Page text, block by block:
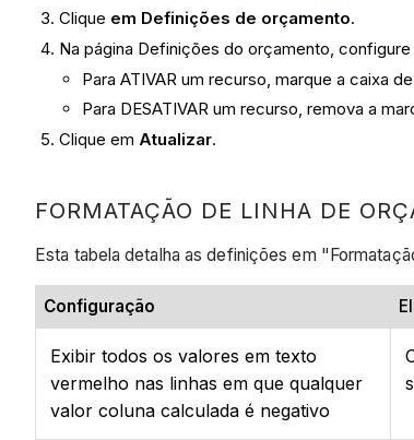
Clique em Definições de orçamento.
Na página Definições do orçamento,
Para ATIVAR um recurso, marque a caixa
Para DESATIVAR um recurso, remova a
Clique em Atualizar.
FORMATAÇÃO DE LINHA DE
Esta tabela detalha as definições em
Configuração
Exibir todos os valores em texto
vermelho nas linhas em que qualquer
valor coluna calculada é negativo